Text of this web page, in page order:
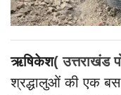
ऋषिकेश( उत्तराखंड
श्रद्धालुओं की एक बस